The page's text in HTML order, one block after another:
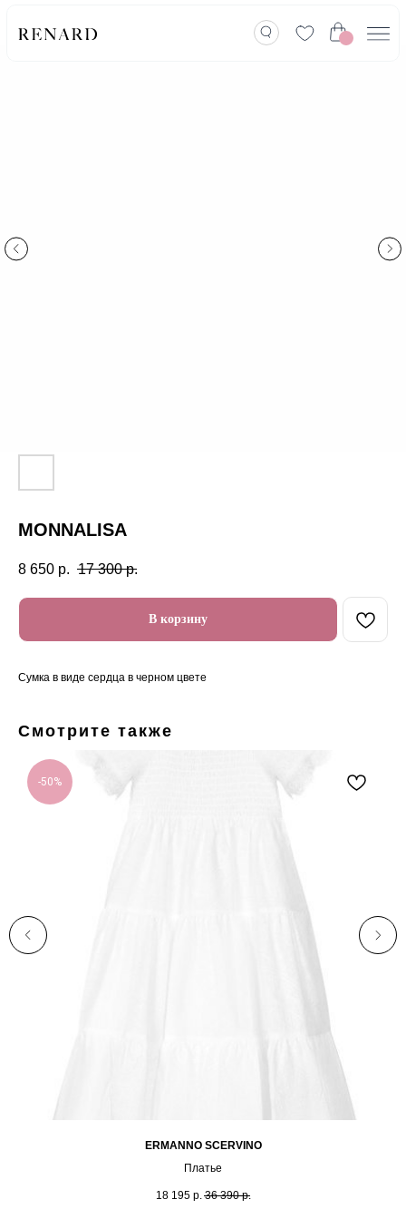
MONNALISA
8 650 р. 17 300 р.
В корзину
Сумка в виде сердца в черном цвете
Смотрите также
-50%
ERMANNO SCERVINO
Платье
18 195 р. 36 390 р.